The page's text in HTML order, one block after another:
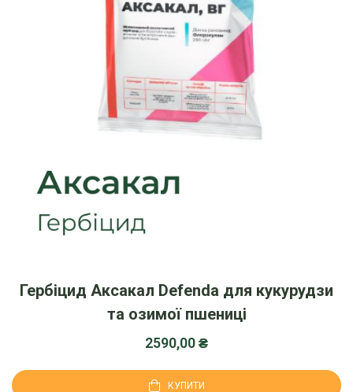
Гербіцид Аксакал Defenda для кукурудзи
та озимої пшениці
2590,00₴
КУПИТИ